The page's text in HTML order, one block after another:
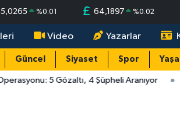
%0.01 64,1897 %0.02
Video Yazarlar
Güncel Siyaset Spor
5 Gözaltı, 4 Şüpheli Aranıyor